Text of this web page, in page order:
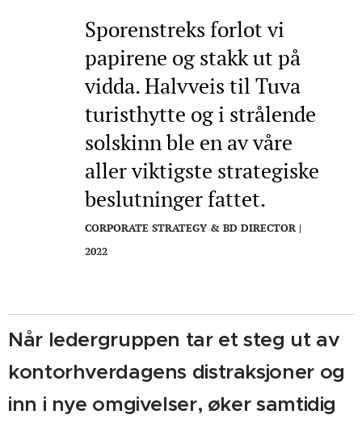
Sporenstreks forlot vi
papirene og stakk ut på
vidda.Halvveis til Tuva
turisthytte og i strålende
solskinn ble en av våre
aller viktigste strategiske
beslutninger fattet.
CORPORATE STRATEGY & BD DIRECTOR |
2022
Nårledergruppen tar et steg ut av
kontorhverdagens distraksjoner og
inn i nye omgivelser, øker samtidig